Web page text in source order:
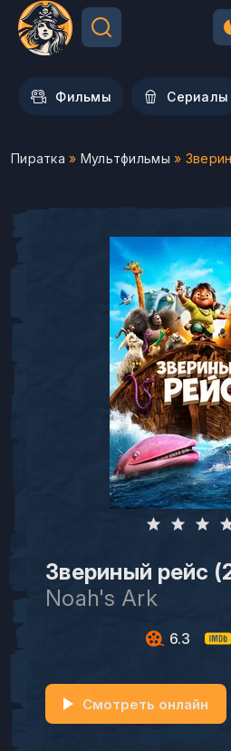
Фильмы Сериалы
Пиратка » Мультфильмы »
Звериный рейс
Noah's Ark
6.3
Смотреть онлайн